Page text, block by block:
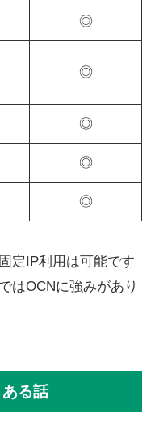
◎
◎
◎
◎
◎
定IP利用は可能です
はOCNに強みがあり
る話